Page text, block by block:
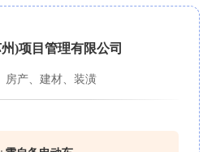
)项目管理有限公司
房产、建材、装潢